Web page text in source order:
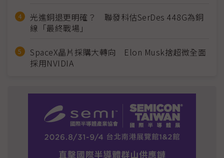
光進銅退更明確？ 聯發科估SerDes 448G為銅
線「最終戰場」
SpaceX晶片採購大轉向 Elon Musk捨超微全面
採用NVIDIA